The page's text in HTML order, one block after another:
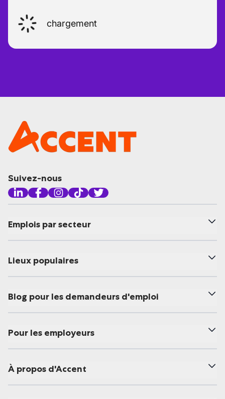
chargement
Suivez-nous
Emplois par secteur
Lieux populaires
Blog pour les demandeurs d'emploi
Pour les employeurs
À propos d'Accent